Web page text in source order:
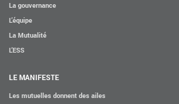
La gouvernance
L’équipe
La Mutualité
L’ESS
LE MANIFESTE
Les mutuelles donnent des ailes